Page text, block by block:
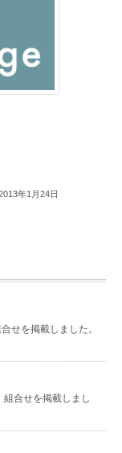
年1月24日
を掲載しました。
合せを掲載しまし